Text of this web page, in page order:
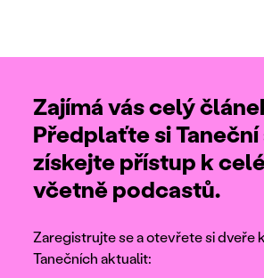
Zajímá vás celý
Předplaťte si
získejte přístup k
včetně podcastů.
Zaregistrujte se a otevřete si dveře
Tanečních aktualit: